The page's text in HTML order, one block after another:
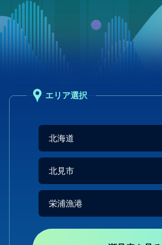
エリア選択